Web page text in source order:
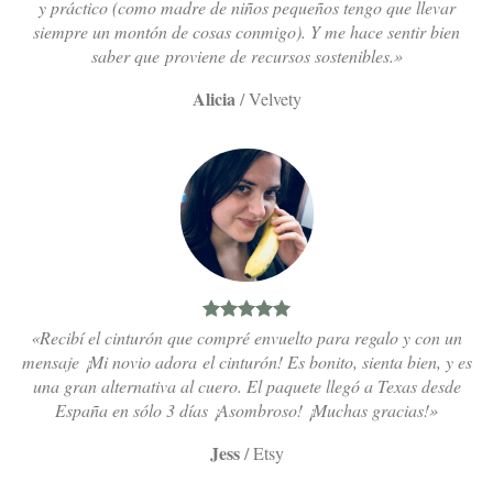
y práctico (como madre de niños pequeños tengo que llevar
siempre un montón de cosas conmigo). Y me hace sentir bien
saber que proviene de recursos sostenibles.»
Alicia /Velvety
«Recibí el cinturón que compré envuelto para regalo y con un
mensaje ¡Mi novio adora el cinturón! Es bonito, sienta bien, y es
una gran alternativa al cuero. El paquete llegó a Texas desde
España en sólo 3 días ¡Asombroso! ¡Muchas gracias!»
Jess /Etsy